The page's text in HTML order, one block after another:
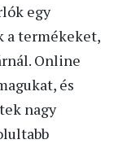
egy
a termékeket,
Online
és
nagy